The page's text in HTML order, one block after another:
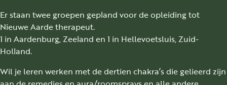
Er staan twee groepen gepland voor de opleiding tot
Nieuwe Aarde therapeut.
1 in Aardenburg, Zeeland en 1 in Hellevoetsluis, Zuid-
Holland.
Wil je leren werken met de dertien chakra’s die gelieerd zijn